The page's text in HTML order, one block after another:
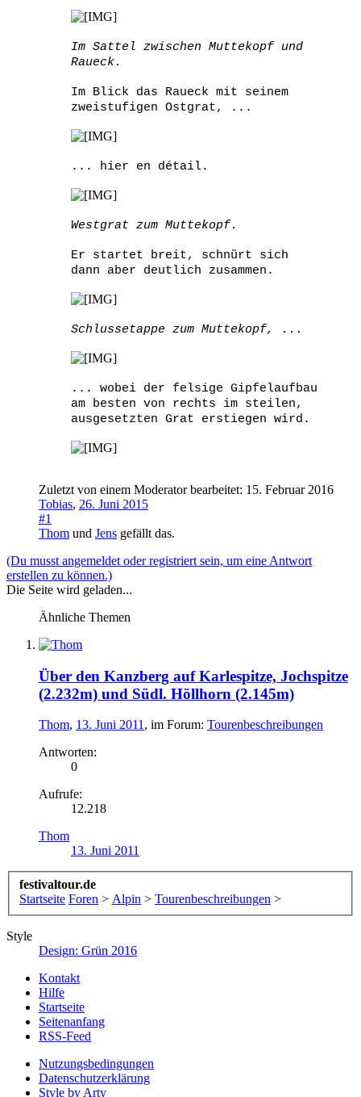
Im Sattel zwischen Muttekopf und
Raueck.
Im Blick das Raueck mit seinem
zweistufigen Ostgrat, ...
... hier en détail.
Westgrat zum Muttekopf.
Er startet breit, schnürt sich
dann aber deutlich zusammen.
Schlussetappe zum Muttekopf, ...
... wobei der felsige Gipfelaufbau
am besten von rechts im steilen,
ausgesetzten Grat erstiegen wird.
Zuletzt von einem Moderator bearbeitet: 15. Februar 2016
Tobias, 26. Juni 2015
#1
Thom und Jens gefällt das.
(Du musst angemeldet oder registriert sein, um eine Antwort
erstellen zu können.)
Die Seite wird geladen...
Ähnliche Themen
Über den Kanzberg auf Karlespitze, Jochspitze
(2.232m) und Südl. Höllhorn (2.145m)
Thom, 13. Juni 2011, im Forum: Tourenbeschreibungen
Antworten:
0
Aufrufe:
12.218
Thom
13. Juni 2011
festivaltour.de
Startseite Foren > Alpin > Tourenbeschreibungen >
Style
Design: Grün 2016
Kontakt
Hilfe
Startseite
Seitenanfang
RSS-Feed
Nutzungsbedingungen
Datenschutzerklärung
Style by Arty